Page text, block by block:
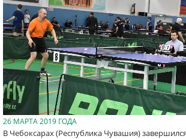
26 МАРТА 2019 ГОДА
В Чебоксарах (Республика Чувашия)